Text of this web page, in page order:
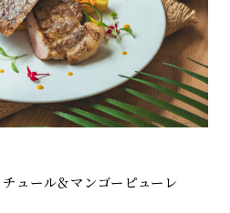
ュール＆マンゴーピューレ